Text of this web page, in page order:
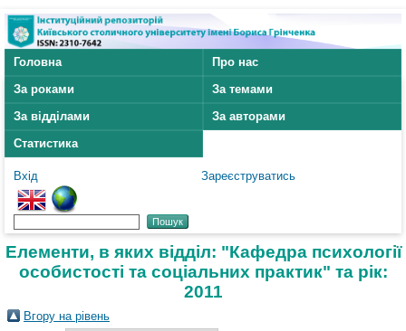
Головна
Про нас
За роками
За темами
За відділами
За авторами
Статистика
Вхід Зареєструватись
Елементи, в яких відділ: "Кафедра психології
особистості та соціальних практик" та рік:
2011
Вгору на рівень